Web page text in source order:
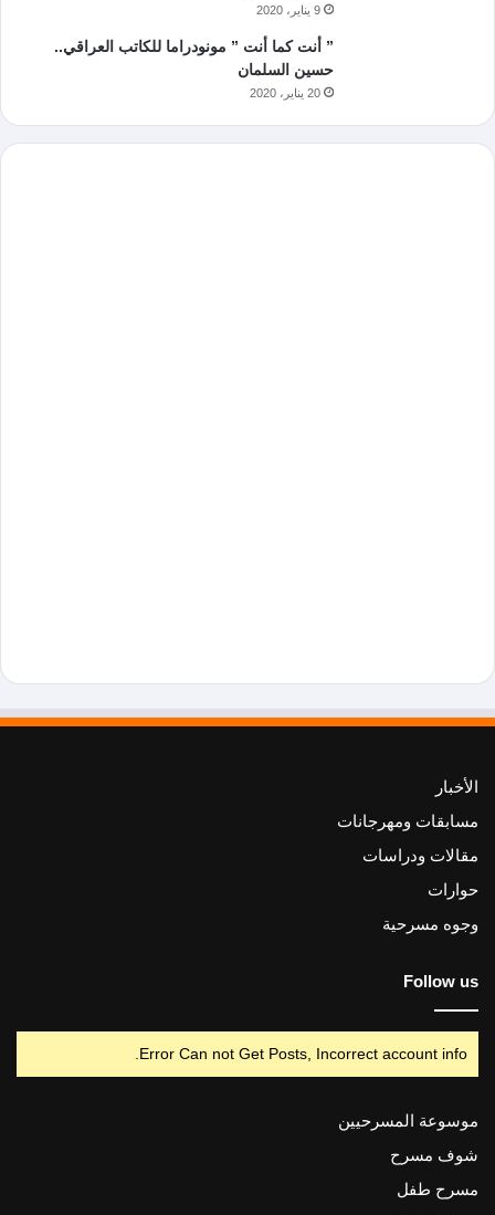
9 يناير، 2020
” أنت كما أنت ” مونودراما للكاتب العراقي..
حسين السلمان
20 يناير، 2020
الأخبار
مسابقات ومهرجانات
مقالات ودراسات
حوارات
وجوه مسرحية
Follow us
Error Can not Get Posts, Incorrect account info.
موسوعة المسرحيين
شوف مسرح
مسرح طفل